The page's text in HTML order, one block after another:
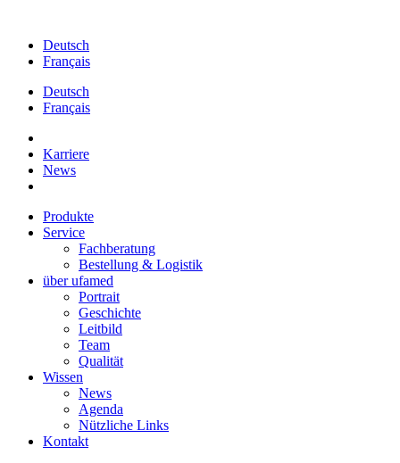
springenDeutsch
Français
Deutsch
Français
Karriere
News
Produkte
Service
Fachberatung
Bestellung & Logistik
über ufamed
Portrait
Geschichte
Leitbild
Team
Qualität
Wissen
News
Agenda
Nützliche Links
Kontakt